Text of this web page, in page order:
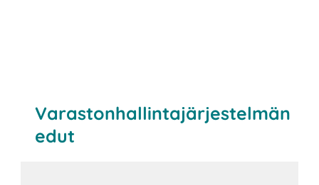
Varastonhallintajärjestelmän
edut